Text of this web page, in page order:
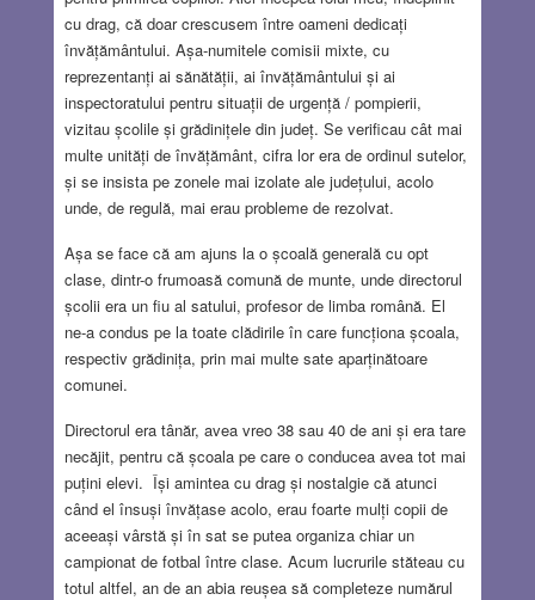
cu drag, că doar crescusem între oameni dedicați
învățământului. Așa-numitele comisii mixte, cu
reprezentanți ai sănătății, ai învățământului și ai
inspectoratului pentru situații de urgență / pompierii,
vizitau școlile și grădinițele din județ. Se verificau cât mai
multe unități de învățământ, cifra lor era de ordinul sutelor,
și se insista pe zonele mai izolate ale județului, acolo
unde, de regulă, mai erau probleme de rezolvat.
Așa se face că am ajuns la o școală generală cu opt
clase, dintr-o frumoasă comună de munte, unde directorul
școlii era un fiu al satului, profesor de limba română. El
ne-a condus pe la toate clădirile în care funcționa școala,
respectiv grădinița, prin mai multe sate aparținătoare
comunei.
Directorul era tânăr, avea vreo 38 sau 40 de ani și era tare
necăjit, pentru că școala pe care o conducea avea tot mai
puțini elevi. Își amintea cu drag și nostalgie că atunci
când el însuși învățase acolo, erau foarte mulți copii de
aceeași vârstă și în sat se putea organiza chiar un
campionat de fotbal între clase. Acum lucrurile stăteau cu
totul altfel, an de an abia reușea să completeze numărul